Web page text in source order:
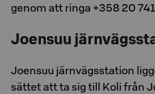
genom att ringa +358 20
Joensuu
Joensuu järnvägsstation
sättet att ta sig till Koli från